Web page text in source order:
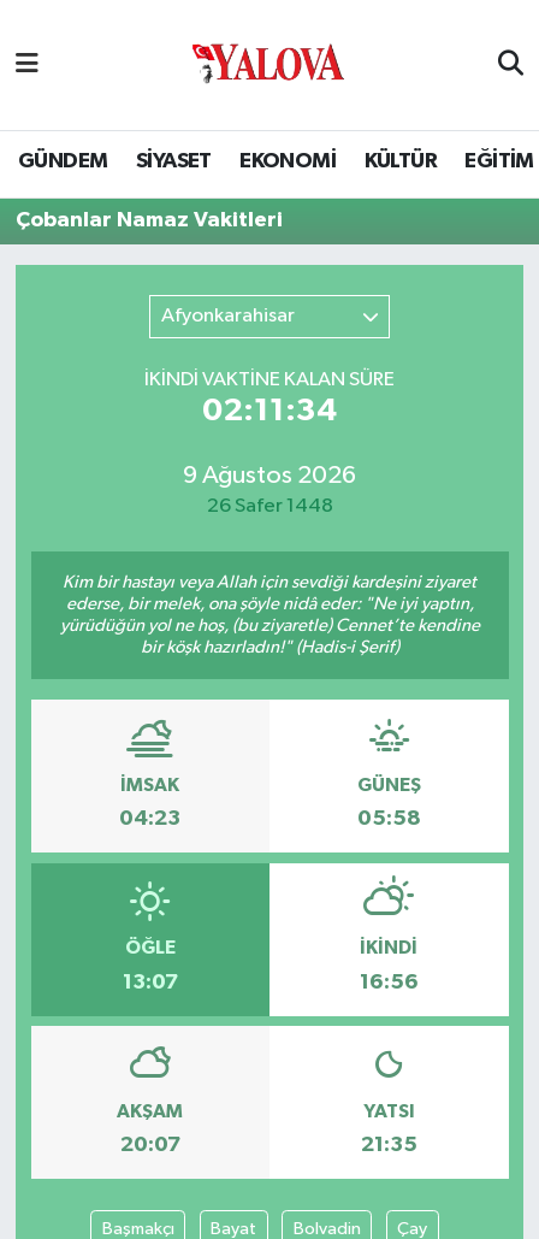
GÜNDEM SİYASET EKONOMİ KÜLTÜR EĞİTİM
Çobanlar Namaz Vakitleri
Afyonkarahisar
İKINDI VAKTİNE KALAN SÜRE
02:11:33
9 Ağustos 2026
26 Safer 1448
Kim bir hastayı veya Allah için sevdiği kardeşini ziyaret
ederse, bir melek, ona şöyle nidâ eder: "Ne iyi yaptın,
yürüdüğün yol ne hoş, (bu ziyaretle) Cennet’te kendine
bir köşk hazırladın!" (Hadis-i Şerif)
İMSAK
04:23
GÜNEŞ
05:58
ÖĞLE
13:07
İKINDI
16:56
AKŞAM
20:07
YATSI
21:35
Başmakçı Bayat Bolvadin Çay
SİYASET
EKONOMİ
BİLİM VE TEKNOLOJİ
SPOR
ULUSAL
İLÇELERİMİZ
Yalova Nöbetçi Eczaneler
Yalova Hava Durumu
Yalova Namaz Vakitleri
Puan Durumu ve Fikstür
Tüm Manşetler